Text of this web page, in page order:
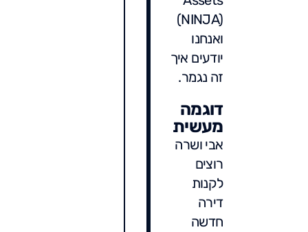
(NINJA)
ואנחנו
יודעים איך
זה נגמר.
דוגמה
מעשית
אבי ושרה
רוצים
לקנות
דירה
חדשה